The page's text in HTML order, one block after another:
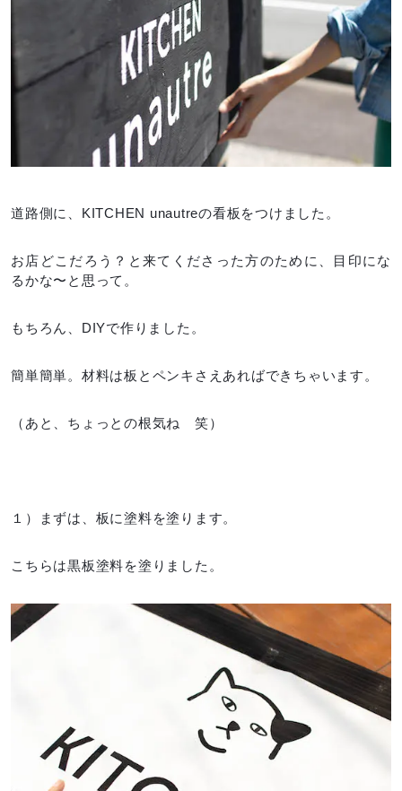
道路側に、KITCHEN unautreの看板をつけました。
お店どこだろう？と来てくださった方のために、目印にな
るかな〜と思って。
もちろん、DIYで作りました。
簡単簡単。材料は板とペンキさえあればできちゃいます。
（あと、ちょっとの根気ね 笑）
１）まずは、板に塗料を塗ります。
こちらは黒板塗料を塗りました。